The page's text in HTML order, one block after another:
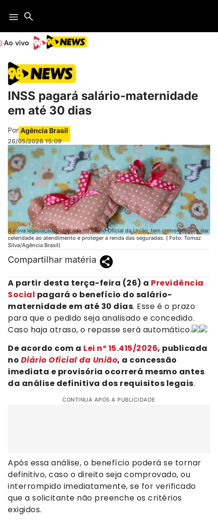
Ao vivo
INSS pagará salário-maternidade
em até 30 dias
Por Agência Brasil
26/05/2026 15:09
A nova legislação, publicada no Diário Oficial da União, tem como objetivo dar
celeridade ao atendimento e proteger a renda das seguradas. ( Foto: Tomaz
Silva/Agência Brasil)
Compartilhar matéria
A partir desta terça-feira (26) a Previdência
Social pagará o benefício do salário-
maternidade em até 30 dias. Esse é o prazo
para que o pedido seja analisado e concedido.
Caso haja atraso, o repasse será automático.
De acordo com a Lei nº 15.415/2026, publicada
no Diário Oficial da União, a concessão
imediata e provisória ocorrerá mesmo antes
da análise definitiva dos requisitos legais.
CONTINUA APÓS A PUBLICIDADE
Após essa análise, o benefício poderá se tornar
definitivo, caso o direito seja comprovado, ou
interrompido imediatamente, se for verificado
que a solicitante não preenche os critérios
exigidos.